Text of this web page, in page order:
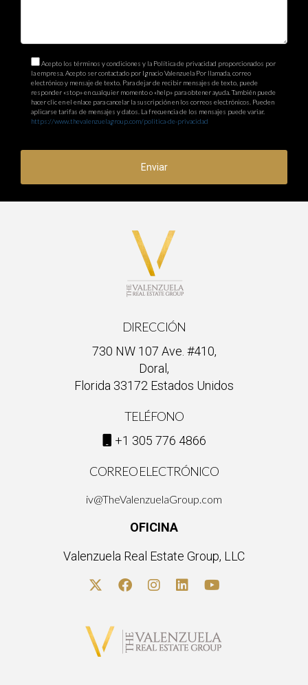
Acepto los términos y condiciones y la Política de privacidad proporcionados por
la empresa. Acepto ser contactado por Ignacio Valenzuela Por llamada, correo
electrónico y mensaje de texto. Para dejar de recibir mensajes de texto, puede
responder «stop» en cualquier momento o «help» para obtener ayuda. También puede
hacer clic en el enlace para cancelar la suscripción en los correos electrónicos. Pueden
aplicarse tarifas de mensajes y datos. La frecuencia de los mensajes puede variar.
https://www.thevalenzuelagroup.com/politica-de-privacidad
Enviar
DIRECCIÓN
730 NW 107 Ave. #410,
Doral,
Florida 33172 Estados Unidos
TELÉFONO
+1 305 776 4866
CORREO ELECTRÓNICO
iv@TheValenzuelaGroup.com
OFICINA
Valenzuela Real Estate Group, LLC